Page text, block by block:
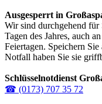
Ausgesperrt in
Wir sind durchgehend für
Tagen des Jahres, auch
Feiertagen. Speichern
Notfall haben Sie sie
Schlüsselnotdienst
☎ (0173) 707 35 72